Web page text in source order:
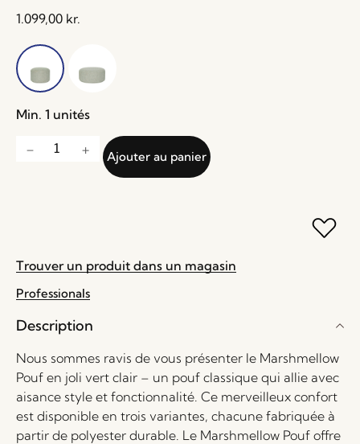
1.099,00 kr.
Min. 1 unités
Ajouter au panier
Trouver un produit dans un magasin
Professionals
Description
Nous sommes ravis de vous présenter le Marshmellow
Pouf en joli vert clair – un pouf classique qui allie avec
aisance style et fonctionnalité. Ce merveilleux confort
est disponible en trois variantes, chacune fabriquée à
partir de polyester durable. Le Marshmellow Pouf offre